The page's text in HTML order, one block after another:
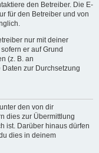
den Betreiber. Die E-
für den Betreiber und von
nur mit deiner
er auf Grund
(z. B. an
zur Durchsetzung
den von dir
dies zur Übermittlung
ist. Darüber hinaus dürfen
dies in deinem